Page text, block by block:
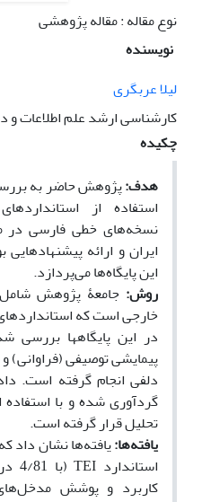
نوع مقاله : مقاله پژوهشی
نویسنده
لیلا عربگری
کارشناسی ارشد علم اطلاعات
چکیده
هدف:پژوهش حاضر به
استفاده از
نسخه‌های خطی فارسی در
ایران و ارائه
این پایگاه‌ها می‌پردازد.
روش:
خارجی است که
در این پایگاه­ها
پیمایشی توصیفی
دلفی انجام گرفته است.
گردآوری شده و با استفاده
تحلیل قرار گرفته است.
یافته‌ها:یافته‌ها نشان داد
استاندارد TEI
کاربرد و پوشش